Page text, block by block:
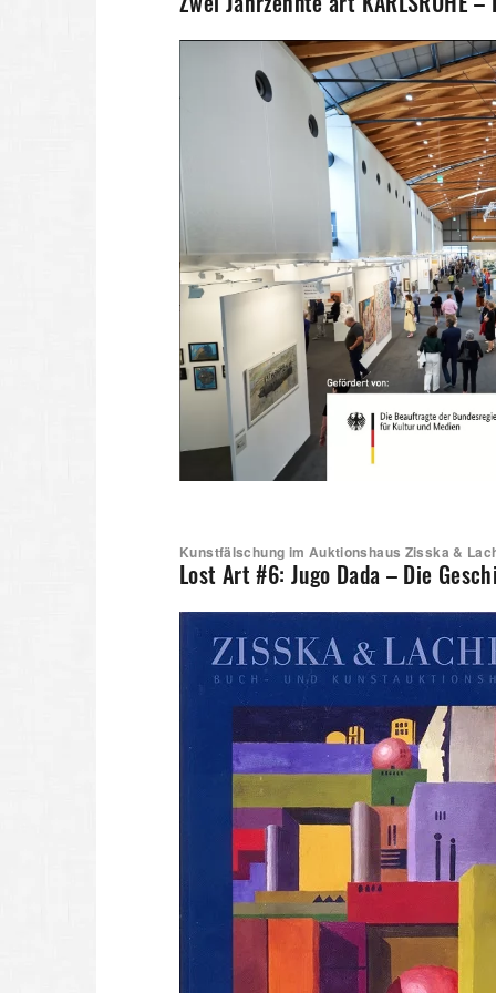
Kunstfälschung im Auktionshaus Zisska &
Lost Art #6: Jugo Dada – Die